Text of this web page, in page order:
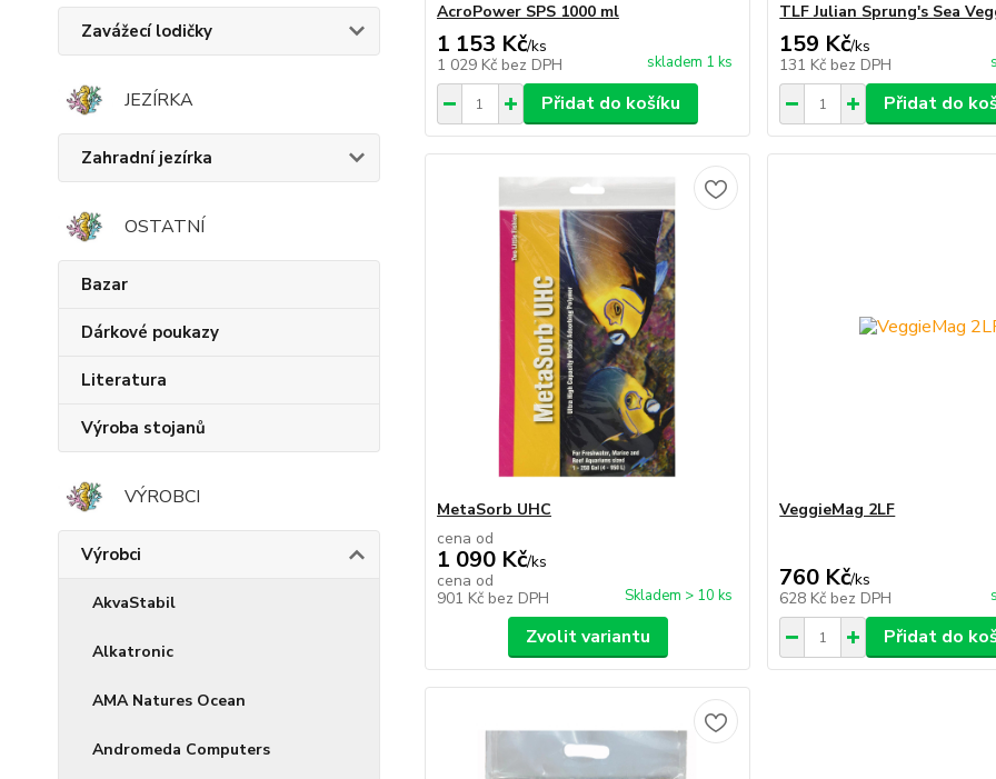
Zavážecí lodičky
JEZÍRKA
Zahradní jezírka
OSTATNÍ
Bazar
Dárkové poukazy
Literatura
Výroba stojanů
VÝROBCI
Výrobci
AkvaStabil
Alkatronic
AMA Natures Ocean
Andromeda Computers
AcroPower SPS 1000 ml
1 153 Kč/ks
1 029 Kč bez DPH skladem 1 ks
Přidat do košíku
TLF Julian Sprung's Sea
159 Kč/ks
131 Kč bez DPH
Přidat do
MetaSorb UHC
cena od
1 090 Kč/ks
cena od
901 Kč bez DPH Skladem > 10 ks
Zvolit variantu
VeggieMag 2LF
760 Kč/ks
628 Kč bez DPH
Přidat do